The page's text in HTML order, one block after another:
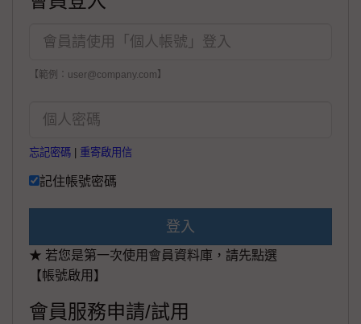
【範例：user@company.com】
忘記密碼 重寄啟用信
記住帳號密碼
登入
★ 若您是第一次使用會員資料庫，請先點選
【帳號啟用】
會員服務申請/試用